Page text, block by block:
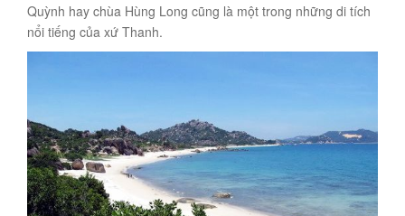
Quỳnh hay chùa Hùng Long cũng là một trong những di tích
nổi tiếng của xứ Thanh.